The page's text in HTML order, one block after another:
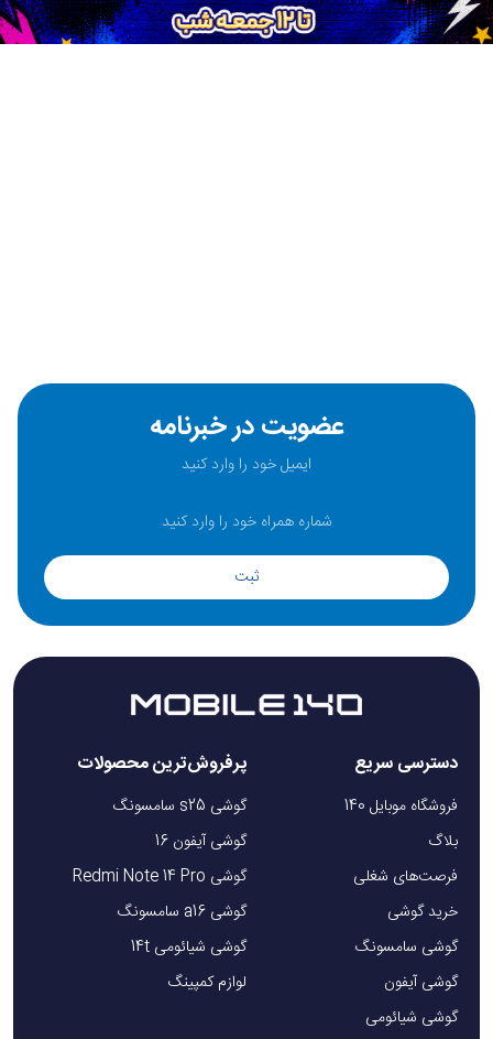
عضویت در خبرنامه
ثبت
دسترسی سریع
فروشگاه موبایل 140
بلاگ
فرصت‌های شغلی
خرید گوشی
گوشی سامسونگ
گوشی آیفون
گوشی شیائومی
پرفروش‌ترین محصولات
گوشی s25 سامسونگ
گوشی آیفون 16
گوشی Redmi Note 14 Pro
گوشی a16 سامسونگ
گوشی شیائومی 14t
لوازم کمپینگ